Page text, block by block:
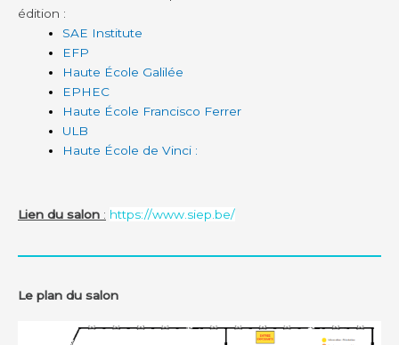
édition :
SAE Institute
EFP
Haute École Galilée
EPHEC
Haute École Francisco Ferrer
ULB
Haute École de Vinci :
Lien du salon : https://www.siep.be/
Le plan du salon